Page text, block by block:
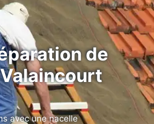
de
avec une nacelle